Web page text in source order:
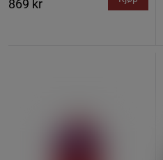
869 kr